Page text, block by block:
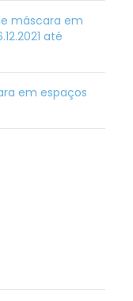
máscara em
até
em espaços